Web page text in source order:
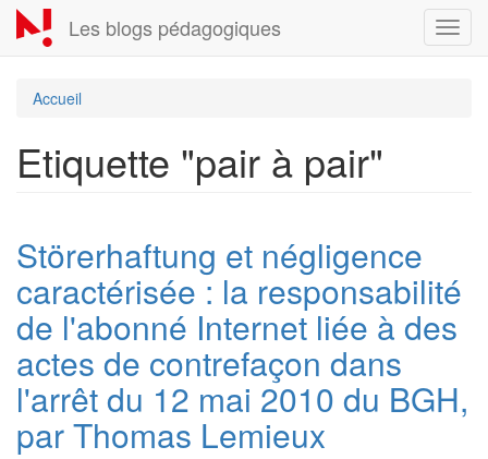
Aller
au
contenu
Les blogs pédagogiques
Accueil
Etiquette "pair à pair"
Störerhaftung et négligence
caractérisée : la responsabilité
de l'abonné Internet liée à des
actes de contrefaçon dans
l'arrêt du 12 mai 2010 du BGH,
par Thomas Lemieux